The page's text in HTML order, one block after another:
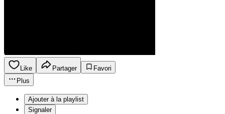
Like Partager
Favori
Plus
Ajouter à la playlist
Signaler